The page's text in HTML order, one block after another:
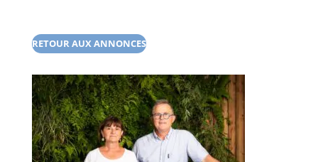
RETOUR AUX ANNONCES